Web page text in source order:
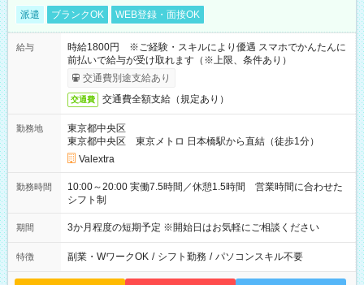
派遣 ブランクOK WEB登録・面接OK
給与
時給1800円 ※ご経験・スキルにより優遇 スマホでかんたんに
前払いで給与が受け取れます（※上限、条件あり）
交通費別途支給あり
交通費 交通費全額支給（規定あり）
勤務地
東京都中央区
東京都中央区 東京メトロ 日本橋駅から直結（徒歩1分）
Valextra
勤務時間
10:00～20:00 実働7.5時間／休憩1.5時間 営業時間に合わせた
シフト制
期間 3か月程度の短期予定 ※開始日はお気軽にご相談ください
特徴 副業・WワークOK / シフト勤務 / パソコンスキル不要